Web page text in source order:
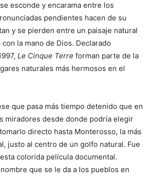
esconde y encarama entre los
pendientes hacen de su
y se pierden entre un paisaje natural
la mano de Dios. Declarado
Le Cinque Terre forman parte de la
naturales más hermosos en el
que pasa más tiempo detenido que en
miradores desde donde podría elegir
directo hasta Monterosso, la más
justo al centro de un golfo natural. Fue
colorida película documental.
que se le da a los pueblos en